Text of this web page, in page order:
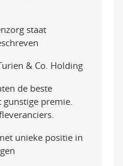
staat
& Co. Holding
de beste
premie.
unieke positie in